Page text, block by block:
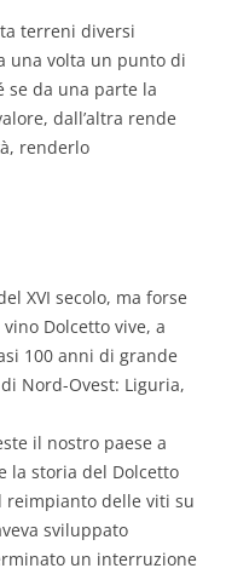
terreni diversi
una volta un punto di
se da una parte la
dall’altra rende
renderlo
XVI secolo, ma forse
Dolcetto vive, a
100 anni di grande
Nord-Ovest: Liguria,
il nostro paese a
la storia del Dolcetto
delle viti su
sviluppato
un interruzione